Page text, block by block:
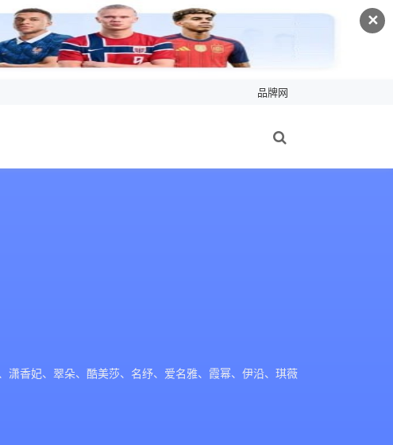
✕
品牌网
香妃、翠朵、酷美莎、名纾、爱名雅、霞幂、伊沿、琪薇